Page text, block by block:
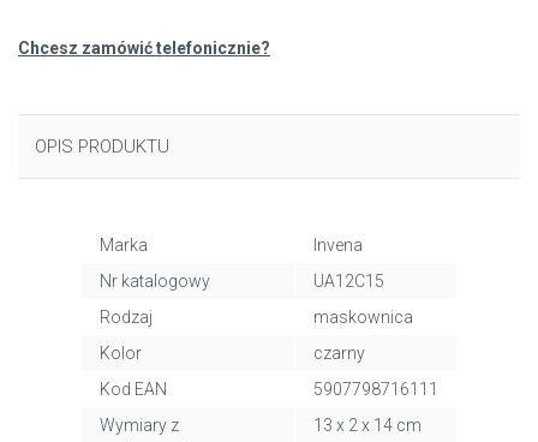
Chcesz zamówić telefonicznie?
OPIS PRODUKTU
Marka
Invena
Nr katalogowy
UA12C15
Rodzaj
maskownica
Kolor
czarny
Kod EAN
5907798716111
Wymiary z
13 x 2 x 14 cm